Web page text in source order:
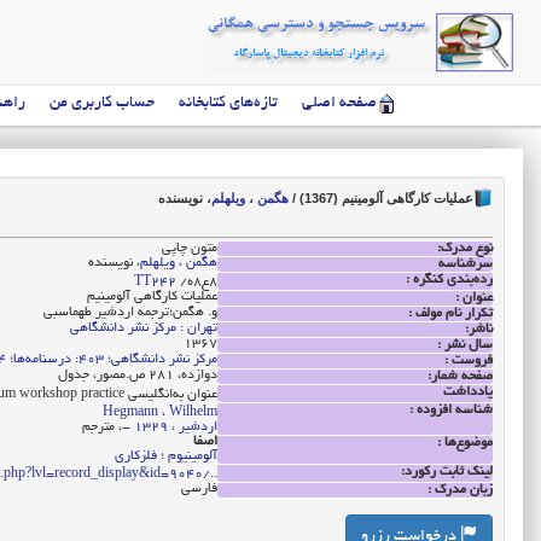
صفحه اصلی تازه‌های کتابخانه حساب کاربری من
عملیات کارگاهی آلومینیم (1367) / هگمن ، ویلهلم، نویسنده
نوع مدرک:
متون چاپی
سرشناسه
هگمن ، ویلهلم، نویسنده
رده‌بندی کنگره :
TT242 ‭/ه8ع8
عنوان :
عملیات کارگاهی آلومینیم
تکرار نام مولف :
و. هگمن‌؛ترجمه اردشیر طهماسبی
ناشر:
تهران : مرکز نشر دانشگاهی
سال نشر :
1367
فروست :
مرکز نشر دانشگاهی‌؛ 403: درسنامه‌ها؛ 84: متالوژی‌7
صفحه شمار:
دوازده‌، 281 ص‌.مصور، جدول
یادداشت
عنوان به‌انگلیسی Aluminium workshop practice
شناسه افزوده :
Hegmann ، Wilhelm
اردشیر ، 1329 -
، مترجم
موضوع‌ها :
اصفا
آلومینیوم ؛ فلزکاری
لینک ثابت رکورد:
../opac/index.php?lvl=record_display&id=9040
زبان مدرک :
فارسی
درخواست رزرو